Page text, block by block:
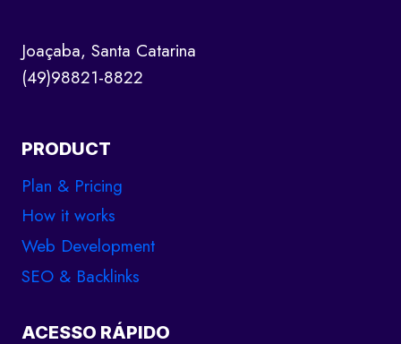
Joaçaba, Santa Catarina
(49)98821-8822
PRODUCT
Plan & Pricing
How it works
Web Development
SEO & Backlinks
ACESSO RÁPIDO